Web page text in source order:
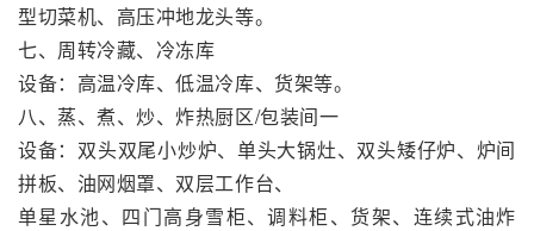
型切菜机、高压冲地龙头等。
七、周转冷藏、冷冻库
设备：高温冷库、低温冷库、货架等。
八、蒸、煮、炒、炸热厨区/包装间一
设备：双头双尾小炒炉、单头大锅灶、双头矮仔炉、炉间
拼板、油网烟罩、双层工作台、
单星水池、四门高身雪柜、调料柜、货架、连续式油炸